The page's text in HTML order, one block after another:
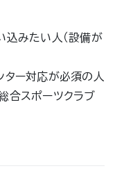
込みたい人（設備が
ター対応が必須の人
合スポーツクラブ